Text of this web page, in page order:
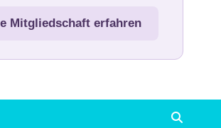
Mitgliedschaft erfahren